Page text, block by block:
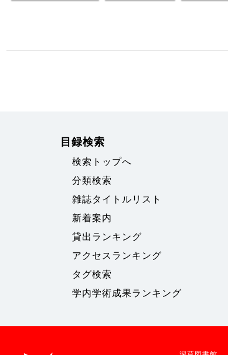
目録検索
検索トップへ
分類検索
雑誌タイトルリスト
新着案内
貸出ランキング
アクセスランキング
タグ検索
学内学術成果ランキング